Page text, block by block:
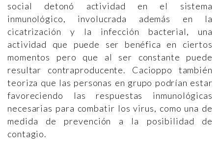
social detonó actividad en el sistema
inmunológico, involucrada además en la
cicatrización y la infección bacterial, una
actividad que puede ser benéfica en ciertos
momentos pero que al ser constante puede
resultar contraproducente. Cacioppo también
teoriza que las personas en grupo podrían estar
favoreciendo las respuestas inmunológicas
necesarias para combatir los virus, como una de
medida de prevención a la posibilidad de
contagio.